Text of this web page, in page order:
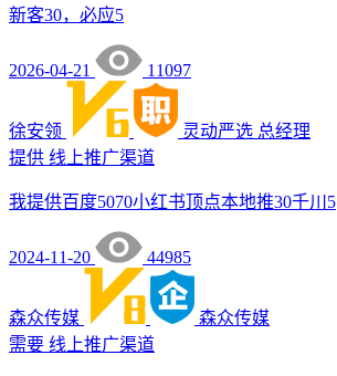
新客30，必应5
2026-04-21 11097
徐安领 灵动严选 总经理
提供 线上推广渠道
我提供百度5070小红书顶点本地推30千川5
2024-11-20 44985
森众传媒
森众传媒
需要 线上推广渠道